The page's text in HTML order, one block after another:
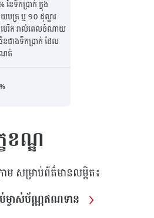
នៃទឹកប្រាក់ ក្នុង
យបត្រ ឬ ១០ ដុល្លារ
មេរិក រាល់ពេលចំណាយ
នជាងទឹកប្រាក់ ដែល
ត់
ខណ្ឌ
ម សម្រាប់ព័ត៌មានលម្អិត៖
ប់ម្ចាស់ប័ណ្ណឥណទាន